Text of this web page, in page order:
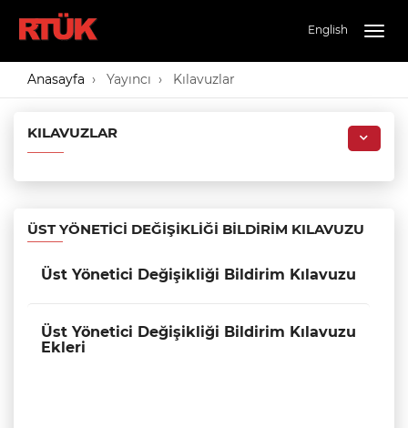
English
Anasayfa Yayıncı Kılavuzlar
KILAVUZLAR
ÜST YÖNETICI DEĞIŞIKLIĞI BILDIRIM KILAVUZU
Üst Yönetici Değişikliği Bildirim Kılavuzu
Üst Yönetici Değişikliği Bildirim Kılavuzu
Ekleri